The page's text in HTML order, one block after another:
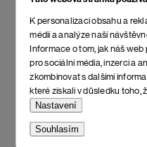
K personalizaci obsahu a
médií a analýze naší
Informace o tom, jak náš
pro sociální média, inzerci a
zkombinovat s dalšími
které získali v důsledku toho,
Nastavení
Souhlasím